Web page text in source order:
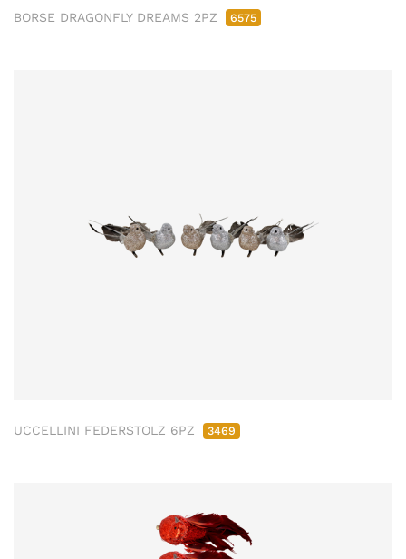
BORSE DRAGONFLY DREAMS 2PZ 6575
UCCELLINI FEDERSTOLZ 6PZ 3469